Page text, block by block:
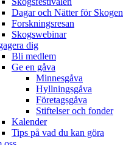
Dagar och Nätter för Skogen
Forskningsresan
Skogswebinar
dig
Bli medlem
Ge en gåva
Minnesgåva
Hyllningsgåva
Företagsgåva
Stiftelser och fonder
Kalender
Tips på vad du kan göra